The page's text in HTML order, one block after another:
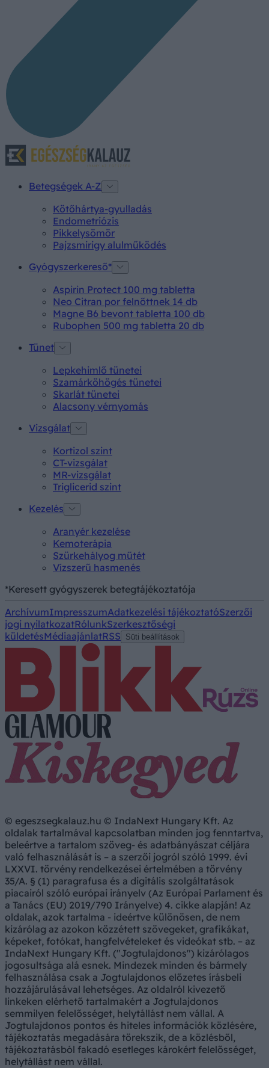
Betegségek A-Z
Kötőhártya-gyulladás
Endometriózis
Pikkelysömör
Pajzsmirigy alulműködés
Gyógyszerkereső*
Aspirin Protect 100 mg tabletta
Neo Citran por felnőttnek 14 db
Magne B6 bevont tabletta 100 db
Rubophen 500 mg tabletta 20 db
Tünet
Lepkehimlő tünetei
Szamárköhögés tünetei
Skarlát tünetei
Alacsony vérnyomás
Vizsgálat
Kortizol szint
CT-vizsgálat
MR-vizsgálat
Triglicerid szint
Kezelés
Aranyér kezelése
Kemoterápia
Szürkehályog műtét
Vízszerű hasmenés
*Keresett gyógyszerek betegtájékoztatója
ArchívumImpresszumAdatkezelési tájékoztatóSzerzői
jogi nyilatkozatRólunkSzerkesztőségi
küldetésMédiaajánlatRSS Süti beállítások
© egeszsegkalauz.hu © IndaNext Hungary Kft. Az
oldalak tartalmával kapcsolatban minden jog fenntartva,
beleértve a tartalom szöveg- és adatbányászat céljára
való felhasználását is – a szerzői jogról szóló 1999. évi
LXXVI. törvény rendelkezései értelmében a törvény
35/A. § (1) paragrafusa és a digitális szolgáltatások
piacairól szóló európai irányelv (Az Európai Parlament és
a Tanács (EU) 2019/790 Irányelve) 4. cikke alapján! Az
oldalak, azok tartalma - ideértve különösen, de nem
kizárólag az azokon közzétett szövegeket, grafikákat,
képeket, fotókat, hangfelvételeket és videókat stb. – az
IndaNext Hungary Kft. ("Jogtulajdonos") kizárólagos
jogosultsága alá esnek. Mindezek minden és bármely
felhasználása csak a Jogtulajdonos előzetes írásbeli
hozzájárulásával lehetséges. Az oldalról kivezető
linkeken elérhető tartalmakért a Jogtulajdonos
semmilyen felelősséget, helytállást nem vállal. A
Jogtulajdonos pontos és hiteles információk közlésére,
tájékoztatás megadására törekszik, de a közlésből,
tájékoztatásból fakadó esetleges károkért felelősséget,
helytállást nem vállal.